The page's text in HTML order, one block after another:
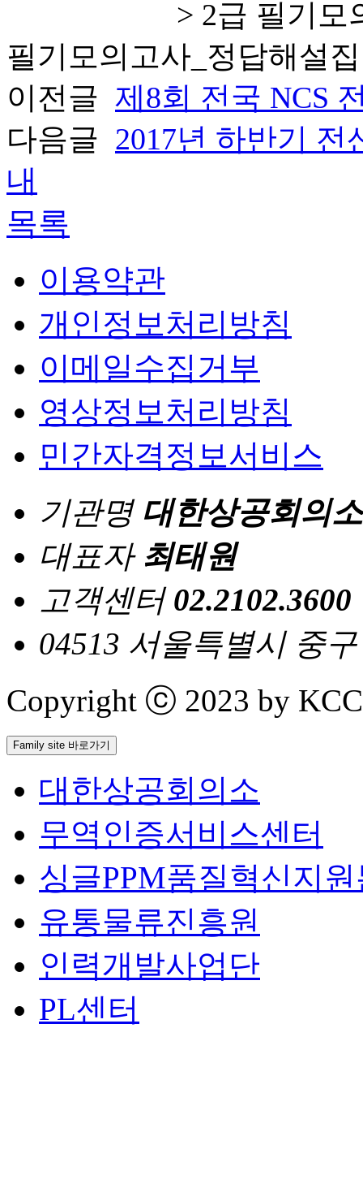
> 2급 필기모의고
필기모의고사_정답해설집
이전글 제8회 전국 NCS
다음글 2017년 하반기
내
목록
이용약관
개인정보처리방침
이메일수집거부
영상정보처리방침
민간자격정보서비스
기관명 대한상공회의소
대표자 최태원
고객센터 02.2102.3600
04513 서울특별시 중
Copyright ⓒ 2023 by
Family site 바로가기
대한상공회의소
무역인증서비스센터
싱글PPM품질혁신지
유통물류진흥원
인력개발사업단
PL센터